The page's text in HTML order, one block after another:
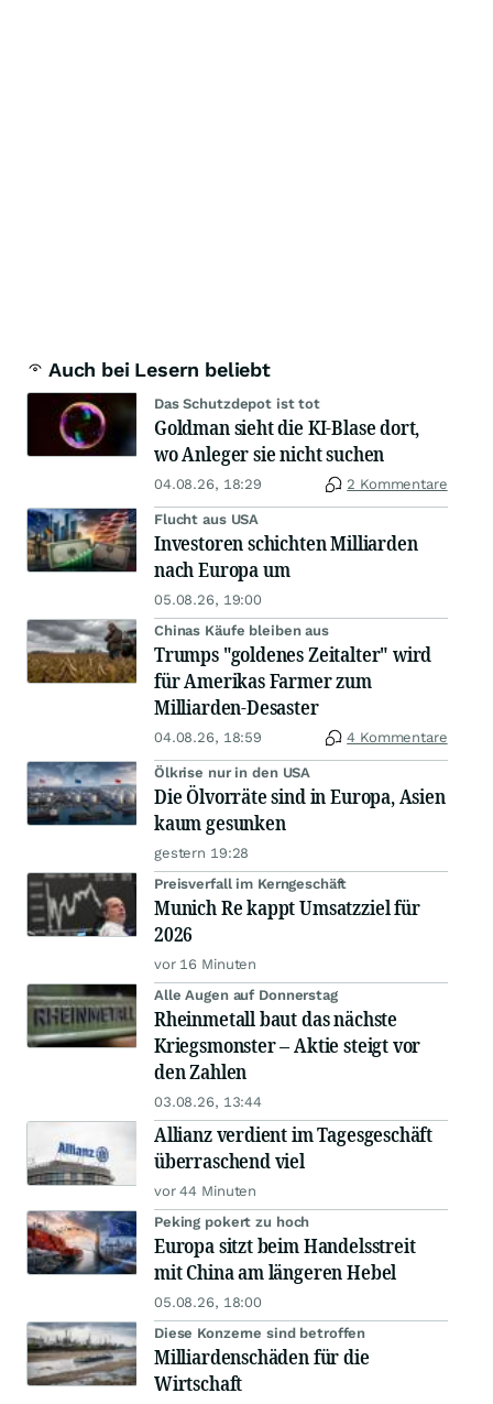
Auch bei Lesern beliebt
Das Schutzdepot ist tot
Goldman sieht die KI-Blase dort,
wo Anleger sie nicht suchen
04.08.26, 18:29 2 Kommentare
Flucht aus USA
Investoren schichten Milliarden
nach Europa um
05.08.26, 19:00
Chinas Käufe bleiben aus
Trumps "goldenes Zeitalter" wird
für Amerikas Farmer zum
Milliarden-Desaster
04.08.26, 18:59 4 Kommentare
Ölkrise nur in den USA
Die Ölvorräte sind in Europa, Asien
kaum gesunken
gestern 19:28
Preisverfall im Kerngeschäft
Munich Re kappt Umsatzziel für
2026
vor 16 Minuten
Alle Augen auf Donnerstag
Rheinmetall baut das nächste
Kriegsmonster – Aktie steigt vor
den Zahlen
03.08.26, 13:44
Allianz verdient im Tagesgeschäft
überraschend viel
vor 44 Minuten
Peking pokert zu hoch
Europa sitzt beim Handelsstreit
mit China am längeren Hebel
05.08.26, 18:00
Diese Konzerne sind betroffen
Milliardenschäden für die
Wirtschaft